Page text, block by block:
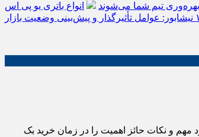
بهره‌وری تیم شما می‌شوند
مهم و نکات حائز اهمیت را در زمان خرید بک